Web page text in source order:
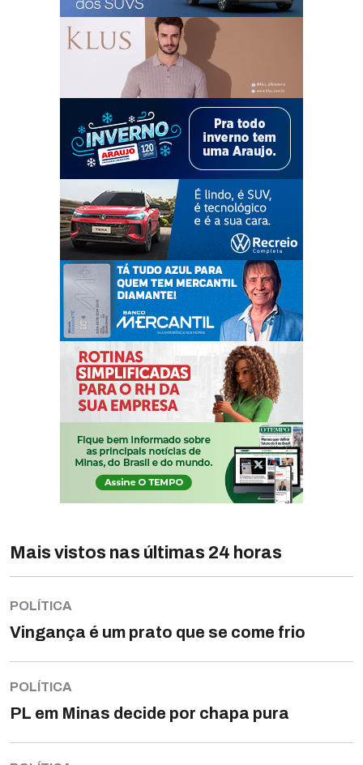
Mais vistos nas últimas 24 horas
POLÍTICA
Vingança é um prato que se come frio
POLÍTICA
PL em Minas decide por chapa pura